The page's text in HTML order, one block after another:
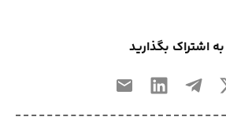
به اشتراک بگذارید